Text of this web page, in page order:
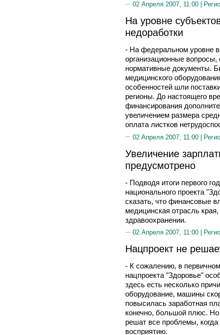
02 Апреля 2007, 11:00 |
На уровне
недоработки
- На федеральном уровне
организационные
нормативные документы.
медицинского
особенностей шли
регионы. До настоящего
финансирования
увеличением размера
оплата листков
02 Апреля 2007, 11:00 |
Увеличение
предусмотрено
- Подводя итоги первого
национального проекта
сказать, что финансовые
медицинская отрасль
здравоохранении.
02 Апреля 2007, 11:00 |
Нацпроект не
- К сожалению, в
нацпроекта "Здоровье"
здесь есть несколько
оборудование, машины
повысилась заработная
конечно, большой плюс.
решат все проблемы,
восприятию.